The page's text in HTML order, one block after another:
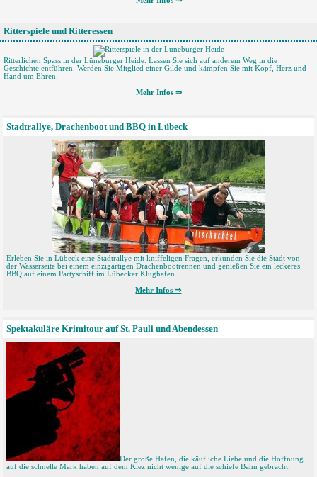
Ritterspiele und Ritteressen
Ritterlichen Spass in der Lüneburger Heide. Lassen Sie sich auf anderem Weg in die
Geschichte entführen. Werden Sie Mitglied einer Gilde und kämpfen Sie mit Kopf, Herz und
Hand um Ehren.
Mehr Infos ⇒
Stadtrallye, Drachenboot und BBQ in Lübeck
Erleben Sie in Lübeck eine Stadtrallye mit kniffeligen Fragen, erkunden Sie die Stadt von
der Wasserseite bei einem einzigartigen Drachenbootrennen und genießen Sie ein leckeres
BBQ auf einem Partyschiff im Lübecker Klughafen.
Mehr Infos ⇒
Spektakuläre Krimitour auf St. Pauli und Abendessen
Der große Hafen, die käufliche Liebe und die Hoffnung
auf die schnelle Mark haben auf dem Kiez nicht wenige auf die schiefe Bahn gebracht.